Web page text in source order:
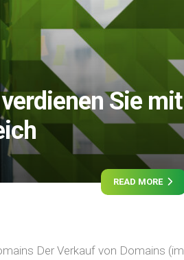
Sie mit
READ MORE
Der Verkauf von Domains (im